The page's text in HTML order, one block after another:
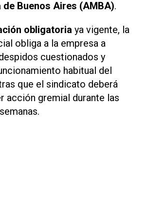
Buenos Aires (AMBA).
obligatoria ya vigente, la
obliga a la empresa a
cuestionados y
habitual del
que el sindicato deberá
acción gremial durante las